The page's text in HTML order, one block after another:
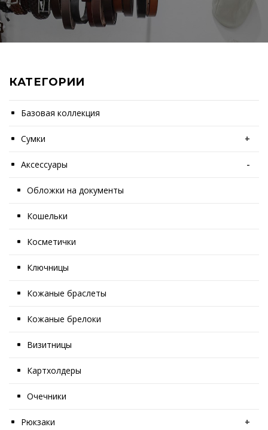
КАТЕГОРИИ
Базовая коллекция
Сумки +
Аксессуары -
Обложки на документы
Кошельки
Косметички
Ключницы
Кожаные браслеты
Кожаные брелоки
Визитницы
Картхолдеры
Очечники
Рюкзаки +